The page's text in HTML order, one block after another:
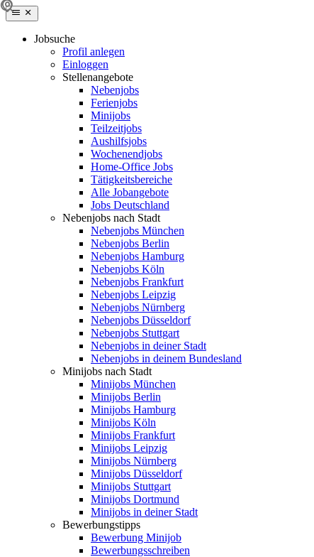
Jobsuche
Profil anlegen
Einloggen
Stellenangebote
Nebenjobs
Ferienjobs
Minijobs
Teilzeitjobs
Aushilfsjobs
Wochenendjobs
Home-Office Jobs
Tätigkeitsbereiche
Alle Jobangebote
Jobs Deutschland
Nebenjobs nach Stadt
Nebenjobs München
Nebenjobs Berlin
Nebenjobs Hamburg
Nebenjobs Köln
Nebenjobs Frankfurt
Nebenjobs Leipzig
Nebenjobs Nürnberg
Nebenjobs Düsseldorf
Nebenjobs Stuttgart
Nebenjobs in deiner Stadt
Nebenjobs in deinem Bundesland
Minijobs nach Stadt
Minijobs München
Minijobs Berlin
Minijobs Hamburg
Minijobs Köln
Minijobs Frankfurt
Minijobs Leipzig
Minijobs Nürnberg
Minijobs Düsseldorf
Minijobs Stuttgart
Minijobs Dortmund
Minijobs in deiner Stadt
Bewerbungstipps
Bewerbung Minijob
Bewerbungsschreiben